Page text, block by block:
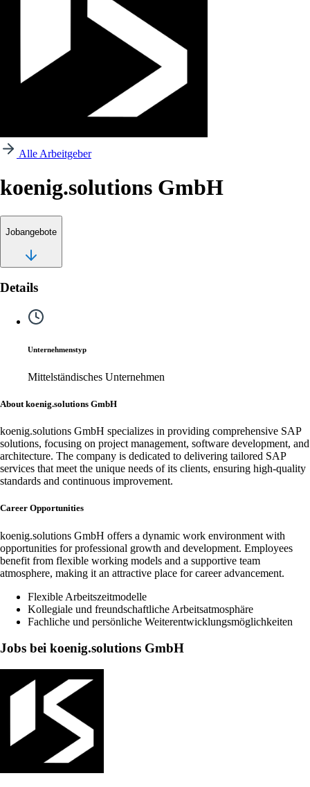
Alle Arbeitgeber
koenig.solutions GmbH
Jobangebote
Details
Unternehmenstyp
Mittelständisches Unternehmen
About koenig.solutions GmbH
koenig.solutions GmbH specializes in providing comprehensive SAP
solutions, focusing on project management, software development, and
architecture. The company is dedicated to delivering tailored SAP
services that meet the unique needs of its clients, ensuring high-quality
standards and continuous improvement.
Career Opportunities
koenig.solutions GmbH offers a dynamic work environment with
opportunities for professional growth and development. Employees
benefit from flexible working models and a supportive team
atmosphere, making it an attractive place for career advancement.
Flexible Arbeitszeitmodelle
Kollegiale und freundschaftliche Arbeitsatmosphäre
Fachliche und persönliche Weiterentwicklungsmöglichkeiten
Jobs bei koenig.solutions GmbH